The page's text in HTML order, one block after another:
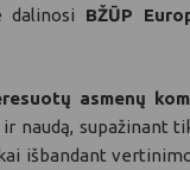
dalinosi BŽŪP
asmenų
supažinant
išbandant